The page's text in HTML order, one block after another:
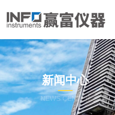
新闻中心
NEWS CENTER